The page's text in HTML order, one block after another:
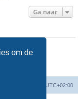
om de
Ga naar
UTC+02:00